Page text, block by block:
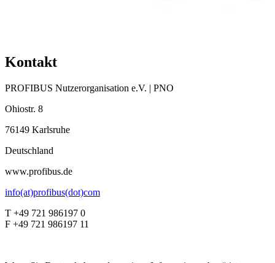
Kontakt
PROFIBUS Nutzerorganisation e.V. | PNO
Ohiostr. 8
76149 Karlsruhe
Deutschland
www.profibus.de
info(at)profibus(dot)com
T +49 721 986197 0
F +49 721 986197 11